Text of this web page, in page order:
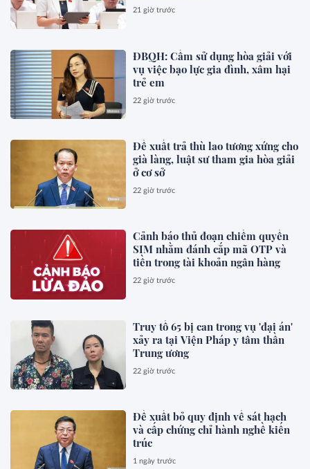
21 giờ trước
ĐBQH: Cấm sử dụng hòa giải với
vụ việc bạo lực gia đình, xâm hại
trẻ em
22 giờ trước
Đề xuất trả thù lao tương xứng cho
già làng, luật sư tham gia hòa giải
ở cơ sở
22 giờ trước
Cảnh báo thủ đoạn chiếm quyền
SIM nhằm đánh cắp mã OTP và
tiền trong tài khoản ngân hàng
22 giờ trước
Truy tố 65 bị can trong vụ 'đại án'
xảy ra tại Viện Pháp y tâm thần
Trung ương
22 giờ trước
Đề xuất bỏ quy định về sát hạch
và cấp chứng chỉ hành nghề kiến
trúc
1 ngày trước